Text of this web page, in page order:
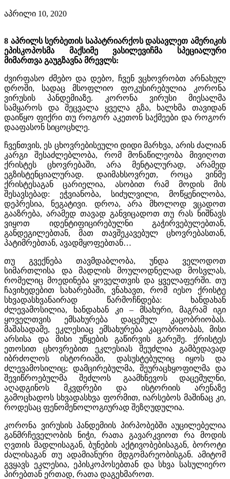
აპრილი 10, 2020
8 აპრილს სერბეთის საპატრიარქოს დასავლეთ ამერიკის
ეპისკოპოსმა მაქსიმე ვასილევიჩმა სპეციალური
მიმართვა გაუგზავნა მრევლს:
ძვირფასო ძმებო და დებო, ჩვენ ვცხოვრობთ არნახულ
დროში, სადაც მსოფლიო ფოკუსირებულია კორონა
ვირუსის პანდემიაზე. კორონა ვირუსი მიესალმა
სამყაროს და შეცვალა ყველა გზა, ხალხმა თავიდან
დაიწყო ფიქრი თუ როგორ აკეთონ საქმეები და როგორ
დააფასონ სიცოცხლე.
ჩვენთვის, ეს ცხოვრებისეული დიდი მარხვა, არის ძალიან
კარგი შესაძლებლობა, რომ მონაწილეობა მივიღოთ
ქრისტეს ცხოვრებაში, არა მენტალურად, არამედ
ეგზისტენციალურად. დაიმახსოვრეთ, როცა ვინმე
ქრისტესაგან ცარიელია, ასობით რამ მოდის მის
შესავსებად: ეჭვიანობა, სიძულვილი, მოწყენილობა,
დეპრესია, ნეგატივი. დროა, არა მხოლოდ ვცადოთ
გააზრება, არამედ თავად განვიცადოთ თუ რას ნიშნავს
ვიყოთ იდენტიფიცირებულნი გაჭირვებულებთან,
განდეგილებთან, მათ თავშეკავებულ ცხოვრებასთან,
პატიმრებთან, ავადმყოფებთან…
თუ გვექნება თავმდაბლობა, უნდა ველოდოთ
სიმართლისა და მადლის მოულოდნელად მოსვლას,
რომელიც მოედინება ყოველთვის და ყველაფერში. თუ
ჩავიხედებით სახარებაში, ვნახავთ, რომ იესო ქრისტე
სხვადასხვანაირად წარმოჩნდება: ხანდახან
ძლევამოსილია, ხანდახან კი – მსახური, მაგრამ იგი
ყოველთვის ემსახურება დაცემულ კაცობრიობას.
მაშასადამე, ეკლესიაც ემსახურება კაცობრიობას, მისი
არსისა და მისი უწყების გაწირვის გარეშე. ქრისტეს
ეთოსით ცხოვრებით ეკლესიას შეუძლია გამბედავად
იბრძოლოს ისტორიაში, დასუსტებულიც იყოს და
ძლევამოსილიც; დამცირებულმა, შეურაცხყოფილმა და
შევიწროებულმა შეძლოს გაამხნევოს დაცემულნი,
აღადგინოს მკვდრები და ისტორიის არენაზე
გამოცხადოს სხვადასხვა ფორმით, იარსებოს მაშინაც კი,
როდესაც ფენომენოლოგიურად შეზღუდულია.
კორონა ვირუსის პანდემიის პირპობებში აუცილებელია
განმრჩეველობის ნიჭი, რათა გავარკვიოთ რა მოდის
ღვთის მადლისაგან, ბუნების აქტივობებისაგან, ბოროტი
ძალისაგან თუ ადამიანური მდგომარეობისგან. ამიტომ
გვყავს ეკლესია, ეპისკოპოსებთან და სხვა სასულიერო
პირებთან ერთად, რათა დაგეხმაროთ.